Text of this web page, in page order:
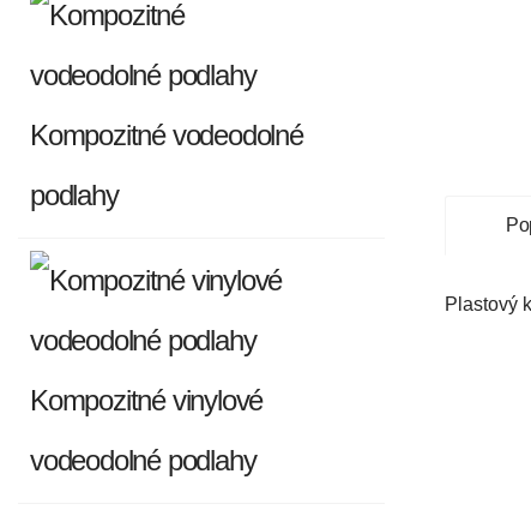
Plastový
Kompozitné vodeodolné
podlahy
Kompozitné vinylové
vodeodolné podlahy